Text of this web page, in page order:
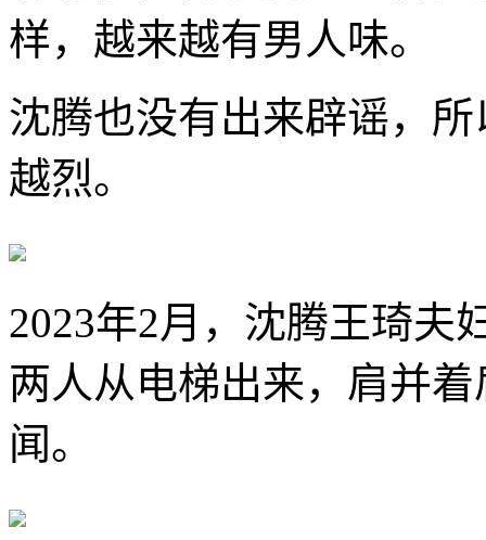
样，越来越有男人味。
沈腾也没有出来辟谣，
越烈。
2023年2月，沈腾王琦夫
两人从电梯出来，肩并
闻。